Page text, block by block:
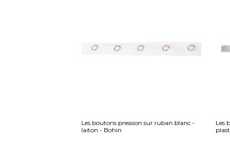
Les boutons pression sur ruban blanc -
laiton - Bohin
Les